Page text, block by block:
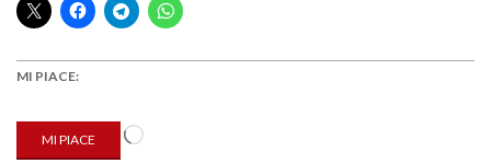
MI PIACE:
MI PIACE
Caricamento